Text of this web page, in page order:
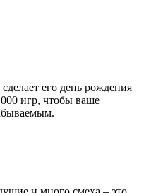
его день рождения
игр, чтобы ваше